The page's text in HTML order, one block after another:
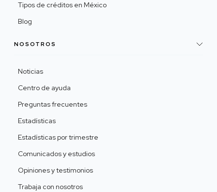
Tipos de créditos en México
Blog
NOSOTROS
Noticias
Centro de ayuda
Preguntas frecuentes
Estadísticas
Estadísticas por trimestre
Comunicados y estudios
Opiniones y testimonios
Trabaja con nosotros